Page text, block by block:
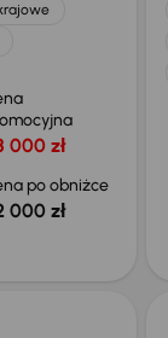
000 zł
po obniżce
000 zł